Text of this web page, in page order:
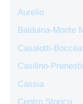
Aurelio
Balduina-Monte
Casalotti-Boccea
Casilino-
Cassia
Centro Storico